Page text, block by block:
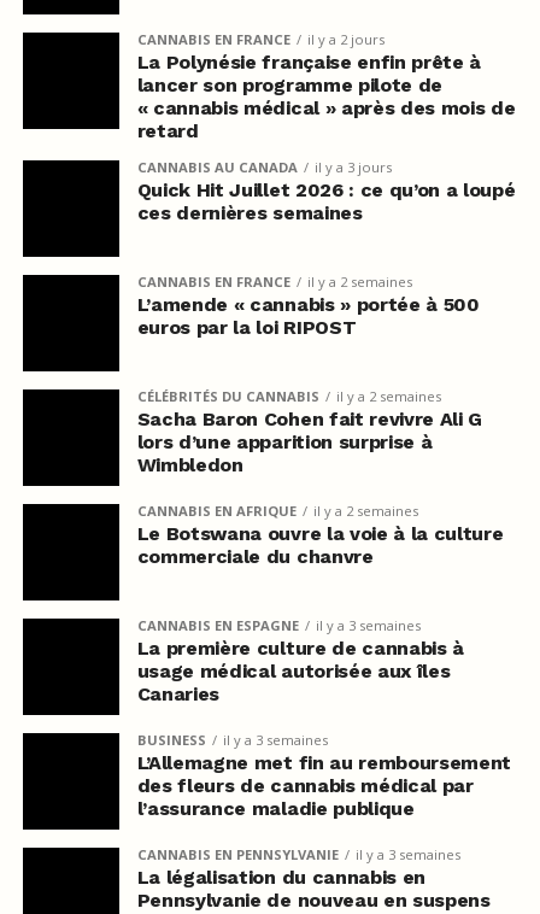
CANNABIS EN FRANCE il y a 2 jours
La Polynésie française enfin prête à
lancer son programme pilote de
« cannabis médical » après des mois de
retard
CANNABIS AU CANADA il y a 3 jours
Quick Hit Juillet 2026 : ce qu’on a loupé
ces dernières semaines
CANNABIS EN FRANCE il y a 2 semaines
L’amende « cannabis » portée à 500
euros par la loi RIPOST
CÉLÉBRITÉS DU CANNABIS il y a 2 semaines
Sacha Baron Cohen fait revivre Ali G
lors d’une apparition surprise à
Wimbledon
CANNABIS EN AFRIQUE il y a 2 semaines
Le Botswana ouvre la voie à la culture
commerciale du chanvre
CANNABIS EN ESPAGNE il y a 3 semaines
La première culture de cannabis à
usage médical autorisée aux îles
Canaries
BUSINESS il y a 3 semaines
L’Allemagne met fin au remboursement
des fleurs de cannabis médical par
l’assurance maladie publique
CANNABIS EN PENNSYLVANIE il y a 3 semaines
La légalisation du cannabis en
Pennsylvanie de nouveau en suspens